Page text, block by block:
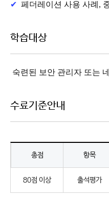
✔ 페더레이션 사용 사례,
학습대상
숙련된 보안 관리자 또는
수료기준안내
총점 항목
80점 이상 출석평가